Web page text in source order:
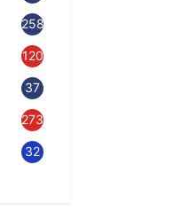
2583
120
37
273
32